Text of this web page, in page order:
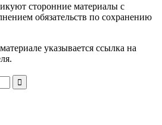
сторонние материалы с
обязательств по сохранению
указывается ссылка на